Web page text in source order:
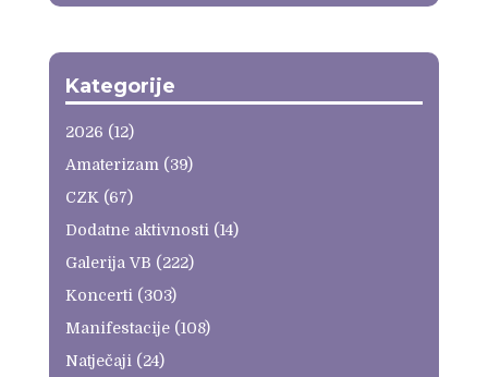
Kategorije
2026 (12)
Amaterizam (39)
CZK (67)
Dodatne aktivnosti (14)
Galerija VB (222)
Koncerti (303)
Manifestacije(108)
Natječaji (24)